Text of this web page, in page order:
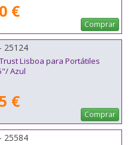
€
Comprar
25124
Lisboa para Portátiles
Azul
€
Comprar
25584